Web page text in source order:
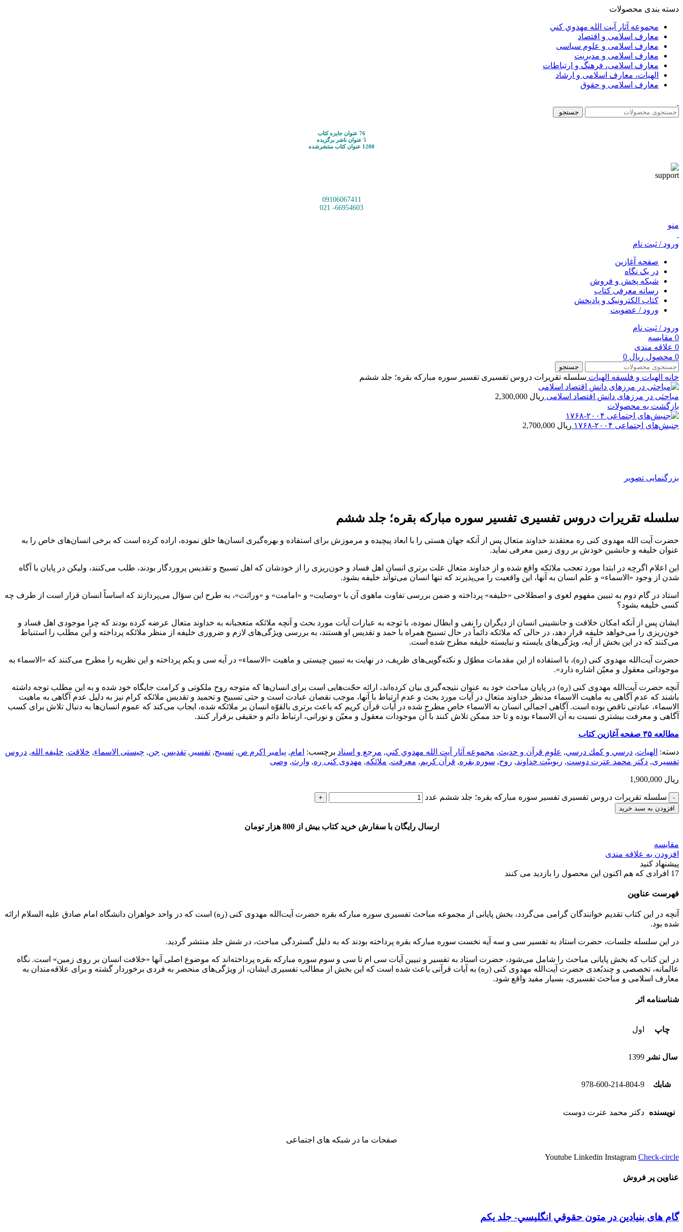
دسته بندی محصولات
مجموعه آثار آيت الله مهدوي كني
معارف اسلامی و اقتصاد
معارف اسلامی و علوم سیاسی
معارف اسلامی و مدیریت
معارف اسلامی، فرهنگ و ارتباطات
الهیات، معارف اسلامی و ارشاد
معارف اسلامی و حقوق
جستجو
76 عنوان جایزه کتاب
5 عنوان ناشر برگزیده
1200 عنوان کتاب منتشرشده
09106067411
66954603- 021
منو
ورود / ثبت نام
صفحه آغازین
در یک نگاه
شبکه پخش و فروش
رسانه معرفی کتاب
کتاب الکترونیک و پادپخش
ورود / عضویت
ورود / ثبت نام
0 مقایسه
0 علاقه مندی
0 محصول ریال
جستجو
خانه الهیات و فلسفه الهيات سلسله تقریرات دروس تفسیری تفسیر سوره مبارکه بقره؛ جلد ششم
مباحثی در مرزهای دانش اقتصاد اسلامی ریال
بازگشت به محصولات
جنبش‌های اجتماعی ۲۰۰۴-۱۷۶۸ ریال
بزرگنمایی تصویر
سلسله تقریرات دروس تفسیری تفسیر سوره مبارکه بقره؛ جلد ششم
حضرت آیت الله مهدوی کنی ره معتقدند خداوند متعال پس از آنکه جهان هستی را با ابعاد پیچیده و مرموزش برای استفاده و بهره‌گیری انسان‌ها خلق نموده، اراده کرده است که برخی انسان‌های خاص را به
عنوان خلیفه و جانشین خودش بر روی زمین معرفی نماید.
این اعلام اگرچه در ابتدا مورد تعجب ملائکه واقع شده و از خداوند متعال علت برتری انسانِ اهل فساد و خون‌ریزی را از خودشان که اهل تسبیح و تقدیس پروردگار بودند، طلب می‌کنند، ولیکن در پایان با آگاه
شدن از وجود «الاسماء» و علم انسان به آنها، این واقعیت را می‌پذیرند که تنها انسان می‌تواند خلیفه بشود.
استاد در گام دوم به تبیین مفهوم لغوی و اصطلاحی «خلیفه» پرداخته و ضمن بررسی تفاوت ماهوی آن با «وصایت» و «امامت» و «وراثت»، به طرح این سؤال می‌پردازند که اساساً انسان قرار است از طرف چه
کسی خلیفه بشود؟
ایشان پس از آنکه امکان خلافت و جانشینی انسان از دیگران را نفی و ابطال نموده، با توجه به عبارات آیات مورد بحث و آنچه ملائکه متعجبانه به خداوند متعال عرضه کرده بودند که چرا موجودی اهل فساد و
خون‌ریزی را می‌خواهد خلیفه قرار دهد، در حالی که ملائکه دائماً در حال تسبیح همراه با حمد و تقدیس او هستند، به بررسی ویژگی‌های لازم و ضروری خلیفه از منظر ملائکه پرداخته و این مطلب را استنباط
می‌کنند که در این بخش از آیه، ویژگی‌های بایسته و نبایسته خلیفه مطرح شده است.
حضرت آیت‌‌الله مهدوی کنی (ره)، با استفاده از این مقدمات مطوّل و نکته‌گویی‌های ظریف، در نهایت به تبیین چیستی و ماهیت «الاسماء» در آیه سی و یکم پرداخته و این نظریه را مطرح می‌کنند که «الاسماء به
موجوداتی معقول و معیّن اشاره دارد».
آنچه حضرت آیت‌‌الله مهدوی کنی (ره) در پایان مباحث خود به عنوان نتیجه‌گیری بیان کرده‌اند، ارائه حجّت‌هایی است برای انسان‌ها که متوجه روح ملکوتی و کرامت جایگاه خود شده و به این مطلب توجه داشته
باشند که عدم آگاهی به ماهیت الاسماء مدنظر خداوند متعال در آیات مورد بحث و عدم ارتباط با آنها، موجب نقصان عبادت است و حتی تسبیح و تحمید و تقدیس ملائکه کرام نیز به دلیل عدم آگاهی به ماهیت
الاسماء، عبادتی ناقص بوده است. آگاهی اجمالی انسان به الاسماء خاص مطرح شده در آیات قرآن کریم که باعث برتری بالقوّه انسان بر ملائکه شده، ایجاب می‌کند که عموم انسان‌ها به دنبال تلاش برای کسب
آگاهی و معرفت بیشتری نسبت به آن الاسماء بوده و تا حد ممکن تلاش کنند با آن موجودات معقول و معیّن و نورانی، ارتباط دائم و حقیقی برقرار کنند.
مطالعه ۳۵ صفحه آغازین کتاب
دسته: الهيات, درسي و كمك درسي, علوم قرآن و حدیث, مجموعه آثار آيت الله مهدوي كني, مرجع و اسناد برچسب: امام, پیامبر اکرم ص, تسبیح, تفسیر , تقدیس, جن, چیستی الاسماء, خلاقت, خلیفه الله, دروس
تفسیری, دکتر محمد عترت دوست, ربوبیّت خداوند, روح, سوره بقره, قرآن کریم, معرفت, ملائکه, مهدوی کنی ره, وارث, وصی
ریال
سلسله تقریرات دروس تفسیری تفسیر سوره مبارکه بقره؛ جلد ششم عدد
افزودن به سبد خرید
ارسال رایگان با سفارش خرید کتاب بیش از 800 هزار تومان
مقایسه
افزودن به علاقه مندی
پیشنهاد کنید
17 افرادی که هم اکنون این محصول را بازدید می کنند
فهرست عناوین
آنچه در این کتاب تقدیم خوانندگان گرامی می‌گردد، بخش پایانی از مجموعه مباحث تفسیری سوره مبارکه بقره حضرت آیت‌‌الله مهدوی کنی (ره) است که در واحد خواهران دانشگاه امام صادق علیه السلام ارائه
شده بود.
در این سلسله جلسات، حضرت استاد به تفسیر سی و سه آیه نخست سوره مبارکه بقره پرداخته بودند که به دلیل گستردگی مباحث، در شش جلد منتشر گردید.
در این کتاب که بخش پایانی مباحث را شامل می‌شود، حضرت استاد به تفسیر و تبیین آیات سی ام تا سی و سوم سوره مبارکه بقره پرداخته‌اند که موضوع اصلی آنها «خلافت انسان بر روی زمین» است. نگاه
عالمانه، تخصصی و چندبُعدی حضرت آیت‌‌الله مهدوی کنی (ره) به آیات قرآنی باعث شده است که این بخش از مطالب تفسیری ایشان، از ویژگی‌های منحصر به فردی برخوردار گشته و برای علاقه‌مندان به
معارف اسلامی و مباحث تفسیری، بسیار مفید واقع شود.
شناسنامه اثر
چاپ اول
سال نشر 1399
شابك 978-600-214-804-9
نویسنده دكتر محمد عترت دوست
صفحات ما در شبکه های اجتماعی
Youtube Linkedin Instagram Check-circle
عناوین پر فروش
گام های بنیادین در متون حقوقي انگليسي- جلد يكم